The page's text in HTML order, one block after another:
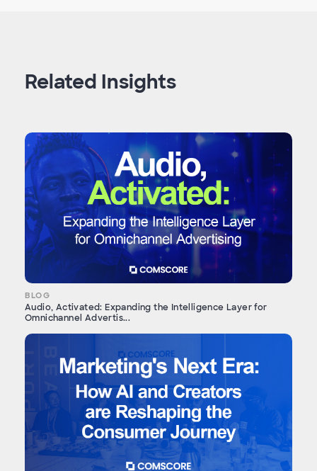
Related Insights
BLOG
Audio, Activated: Expanding the Intelligence Layer for
Omnichannel Advertis...